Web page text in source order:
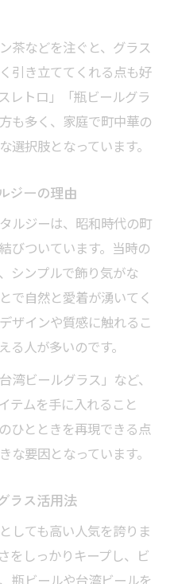
茶などを注ぐと、グラス
引き立ててくれる点も好
レトロ」「瓶ビールグラ
も多く、家庭で町中華の
選択肢となっています。
ジーの理由
ルジーは、昭和時代の町
びついています。当時の
シンプルで飾り気がな
で自然と愛着が湧いてく
ザインや質感に触れるこ
る人が多いのです。
湾ビールグラス」など、
テムを手に入れること
ひとときを再現できる点
な要因となっています。
ラス活用法
しても高い人気を誇りま
をしっかりキープし、ビ
瓶ビールや台湾ビールを